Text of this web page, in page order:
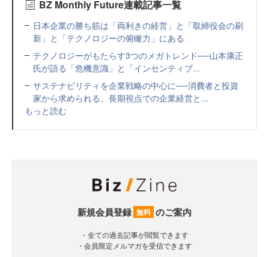
BZ Monthly Future連載記事一覧
日本企業の勝ち筋は「両利きの経営」と「取締役会の刷
新」と「テクノロジーの俯瞰力」にある
テクノロジーがもたらす3つのメガトレンド──山本康正
氏が語る「危機意識」と「インセンティブ...
サステナビリティを企業戦略の中心に──消費者と投資
家から求められる、長期視点での企業経営と...
もっと読む
新規会員登録 無料 のご案内
・全ての過去記事が閲覧できます
・会員限定メルマガを受信できます